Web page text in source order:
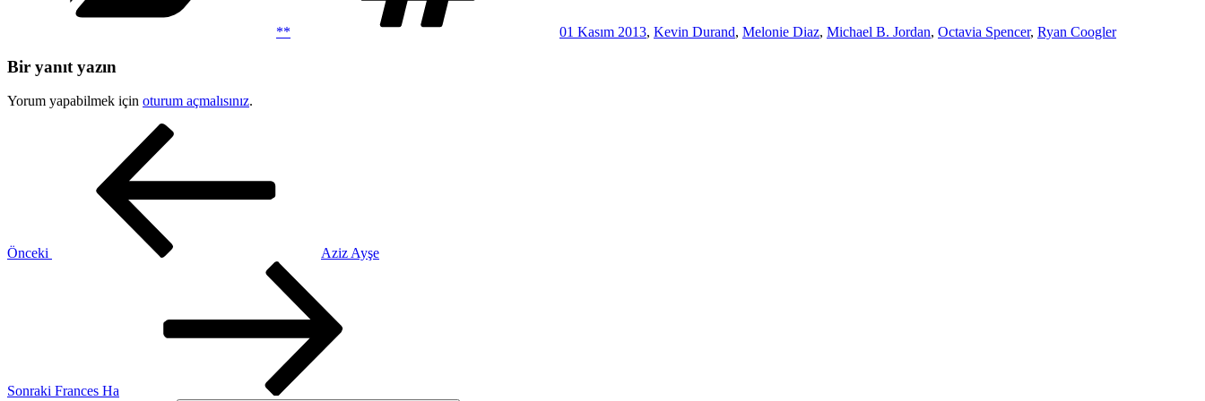
** 01 Kasım 2013, Kevin Durand, Melonie Diaz, Michael B. Jordan, Octavia Spencer, Ryan Coogler
Bir yanıt yazın
Yorum yapabilmek için oturum açmalısınız.
Önceki
Aziz Ayşe
Sonraki Frances Ha